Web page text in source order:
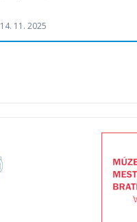
14. 11. 2025